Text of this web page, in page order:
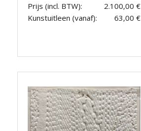
Prijs (incl. BTW):
2.100,00 €
Kunstuitleen (vanaf):
63,00 €